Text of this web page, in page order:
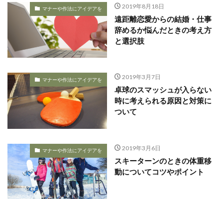
マナーや作法にアイデアを 2019年8月18日
遠距離恋愛からの結婚・仕事
辞めるか悩んだときの考え方
と選択肢
マナーや作法にアイデアを 2019年3月7日
卓球のスマッシュが入らない
時に考えられる原因と対策に
ついて
マナーや作法にアイデアを 2019年3月6日
スキーターンのときの体重移
動についてコツやポイント